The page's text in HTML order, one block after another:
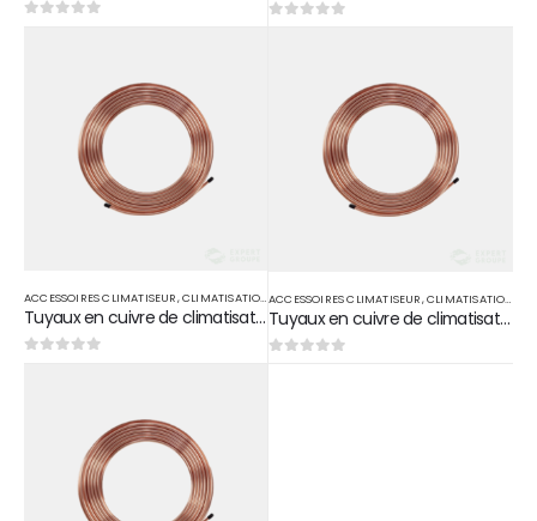
ACCESSOIRES CLIMATISEUR,CLIMATISATION
Tuyaux en cuivre de climatisation 3/8 15m
ACCESSOIRES CLIMATISEUR,CLIMATISATION
Tuyaux en cuivre de climatisation 5/8 15m